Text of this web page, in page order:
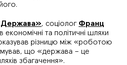
, соціолог Франц
економічні та політичні шляхи
різницю між «роботою
що «держава – це
збагачення».